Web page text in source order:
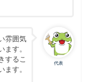
代表
雰囲気
す。
するこ
す。